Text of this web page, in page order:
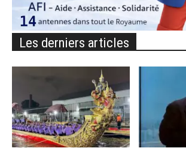
Les derniers articles